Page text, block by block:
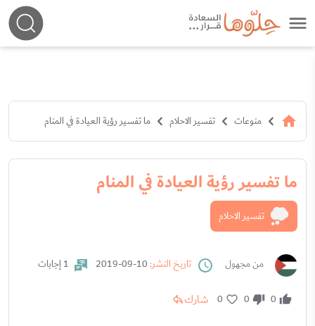
منوعات تفسير الاحلام ما تفسير رؤية العيادة في المنام
ما تفسير رؤية العيادة في المنام
تفسير الاحلام
من مجهول تاريخ النشر: 1 إجابات
0
0
0 شارك